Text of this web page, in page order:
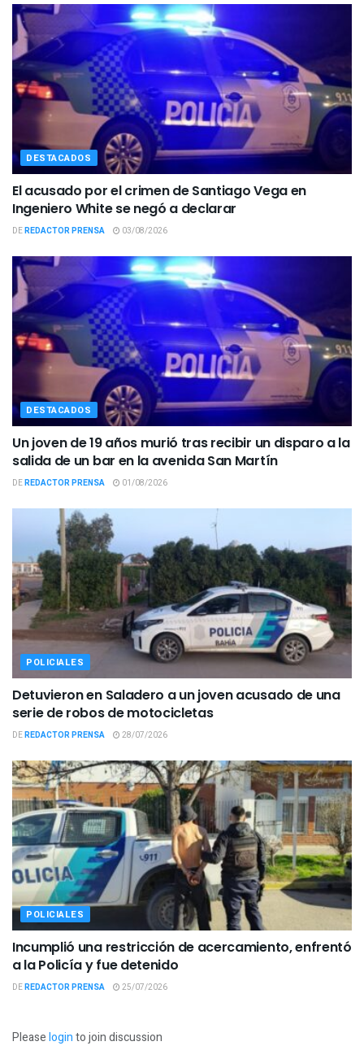
DESTACADOS
El acusado por el crimen de Santiago Vega en
Ingeniero White se negó a declarar
DEREDACTOR PRENSA 03/08/2026
DESTACADOS
Un joven de 19 años murió tras recibir un disparo a la
salida de un bar en la avenida San Martín
DEREDACTOR PRENSA 01/08/2026
POLICIALES
Detuvieron en Saladero a un joven acusado de una
serie de robos de motocicletas
DEREDACTOR PRENSA 28/07/2026
POLICIALES
Incumplió una restricción de acercamiento, enfrentó
a la Policía y fue detenido
DEREDACTOR PRENSA 25/07/2026
Pleaseloginto join discussion